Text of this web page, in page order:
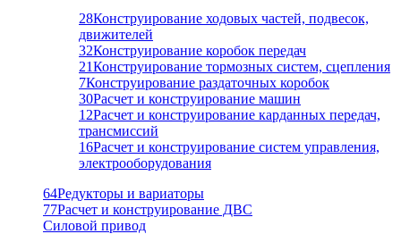
28Конструирование ходовых частей, подвесок,
движителей
32Конструирование коробок передач
21Конструирование тормозных систем, сцепления
7Конструирование раздаточных коробок
30Расчет и конструирование машин
12Расчет и конструирование карданных передач,
трансмиссий
16Расчет и конструирование систем управления,
электрооборудования
64Редукторы и вариаторы
77Расчет и конструирование ДВС
Силовой привод